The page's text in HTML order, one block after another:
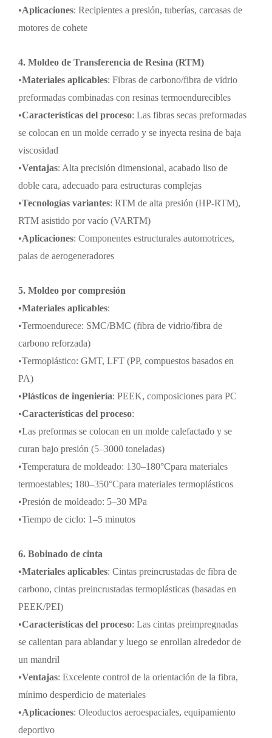
•Aplicaciones: Recipientes a presión, tuberías, carcasas de
motores de cohete
4. Moldeo de Transferencia de Resina (RTM)
•Materiales aplicables: Fibras de carbono/fibra de vidrio
preformadas combinadas con resinas termoendurecibles
•Características del proceso: Las fibras secas preformadas
se colocan en un molde cerrado y se inyecta resina de baja
viscosidad
•Ventajas: Alta precisión dimensional, acabado liso de
doble cara, adecuado para estructuras complejas
•Tecnologías variantes: RTM de alta presión (HP-RTM),
RTM asistido por vacío (VARTM)
•Aplicaciones: Componentes estructurales automotrices,
palas de aerogeneradores
5. Moldeo por compresión
•Materiales aplicables:
•Termoendurece: SMC/BMC (fibra de vidrio/fibra de
carbono reforzada)
•Termoplástico: GMT, LFT (PP, compuestos basados en
PA)
•Plásticos de ingeniería: PEEK, composiciones para PC
•Características del proceso:
•Las preformas se colocan en un molde calefactado y se
curan bajo presión (5–3000 toneladas)
•Temperatura de moldeado: 130–180°Cpara materiales
termoestables; 180–350°Cpara materiales termoplásticos
•Presión de moldeado: 5–30 MPa
•Tiempo de ciclo: 1–5 minutos
6. Bobinado de cinta
•Materiales aplicables: Cintas preincrustadas de fibra de
carbono, cintas preincrustadas termoplásticas (basadas en
PEEK/PEI)
•Características del proceso: Las cintas preimpregnadas
se calientan para ablandar y luego se enrollan alrededor de
un mandril
•Ventajas: Excelente control de la orientación de la fibra,
mínimo desperdicio de materiales
•Aplicaciones: Oleoductos aeroespaciales, equipamiento
deportivo